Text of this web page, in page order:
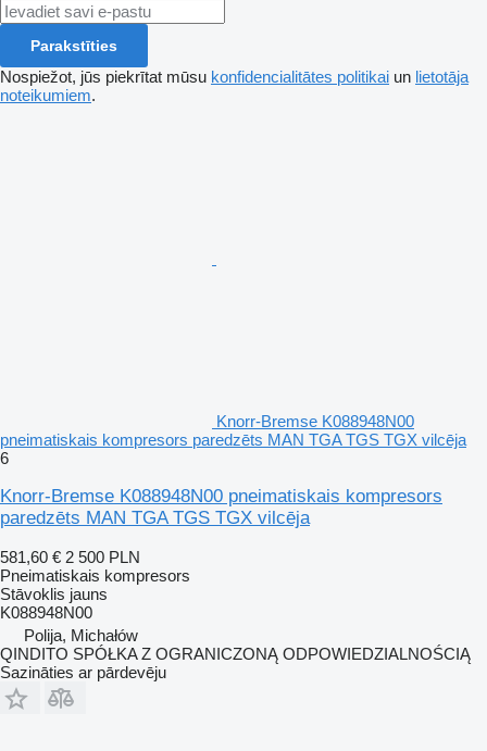
Parakstīties
Nospiežot, jūs piekrītat mūsu konfidencialitātes politikai un lietotāja
noteikumiem.
Knorr-Bremse K088948N00
pneimatiskais kompresors paredzēts MAN TGA TGS TGX vilcēja
6
Knorr-Bremse K088948N00 pneimatiskais kompresors
paredzēts MAN TGA TGS TGX vilcēja
581,60 € 2 500 PLN
Pneimatiskais kompresors
Stāvoklis jauns
K088948N00
Polija, Michałów
QINDITO SPÓŁKA Z OGRANICZONĄ ODPOWIEDZIALNOŚCIĄ
Sazināties ar pārdevēju